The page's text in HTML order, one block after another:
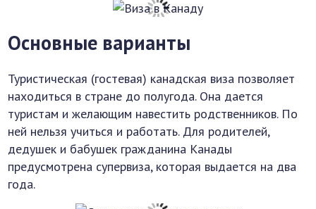
Основные варианты
Туристическая (гостевая) канадская виза позволяет
находиться в стране до полугода. Она дается
туристам и желающим навестить родственников. По
ней нельзя учиться и работать. Для родителей,
дедушек и бабушек гражданина Канады
предусмотрена супервиза, которая выдается на два
года.